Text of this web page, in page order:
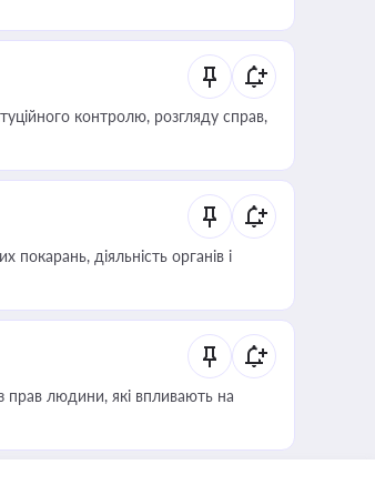
контролю, розгляду справ,
діяльність органів і
прав людини, які впливають на